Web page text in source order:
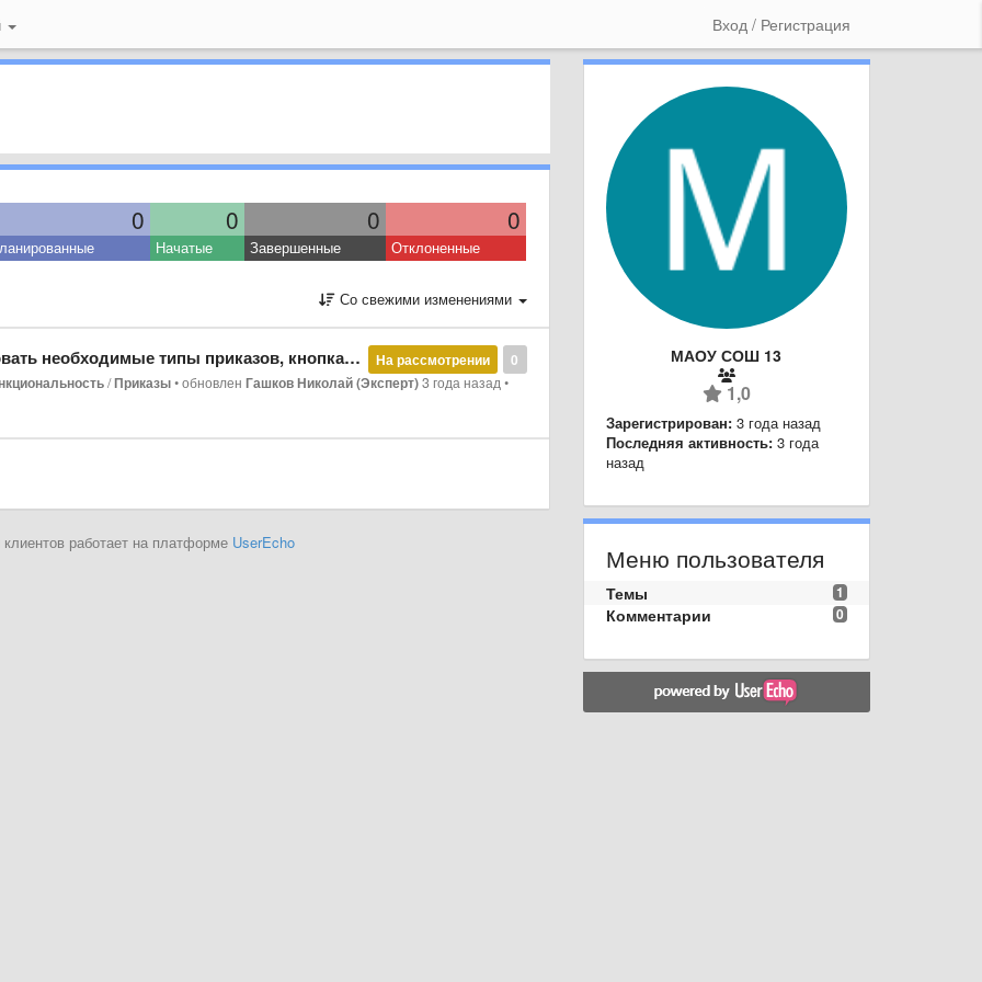
Вход / Регистрация
0 0 0 0
Начатые Завершенные Отклоненные
Со свежими изменениями
0
На рассмотрении
типы приказов, кнопка не активна?
/Приказы•обновленГашков Николай (Эксперт)3 года назад•
работает на платформе UserEcho
МАОУ СОШ 13
1,0
Зарегистрирован: 3 года назад
Последняя активность: 3 года
назад
Меню пользователя
1
Темы
0
Комментарии